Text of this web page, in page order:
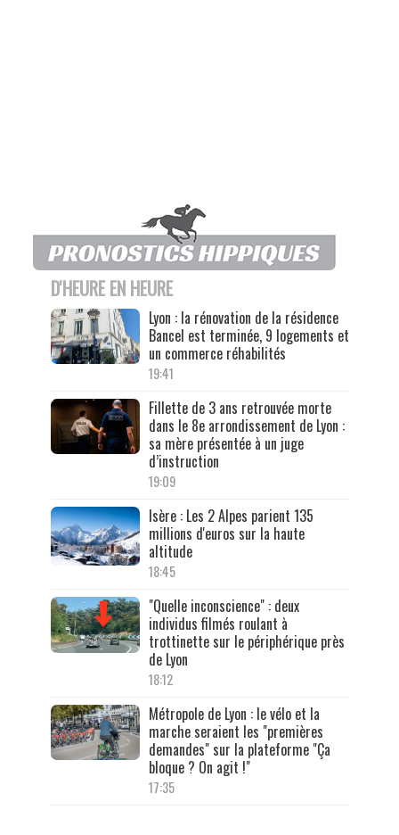
D'HEURE EN HEURE
Lyon : la rénovation de la résidence
Bancel est terminée, 9 logements et
un commerce réhabilités
19:41
Fillette de 3 ans retrouvée morte
dans le 8e arrondissement de Lyon :
sa mère présentée à un juge
d’instruction
19:09
Isère : Les 2 Alpes parient 135
millions d'euros sur la haute
altitude
18:45
"Quelle inconscience" : deux
individus filmés roulant à
trottinette sur le périphérique près
de Lyon
18:12
Métropole de Lyon : le vélo et la
marche seraient les "premières
demandes" sur la plateforme "Ça
bloque ? On agit !"
17:35